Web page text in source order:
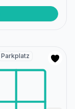
Parkplatz